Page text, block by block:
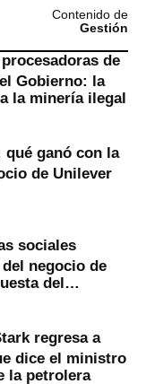
Contenido de
Gestión
de
Gobierno: la
la minería ilegal
ganó con la
de Unilever
sociales
negocio de
del
regresa a
dice el ministro
la petrolera